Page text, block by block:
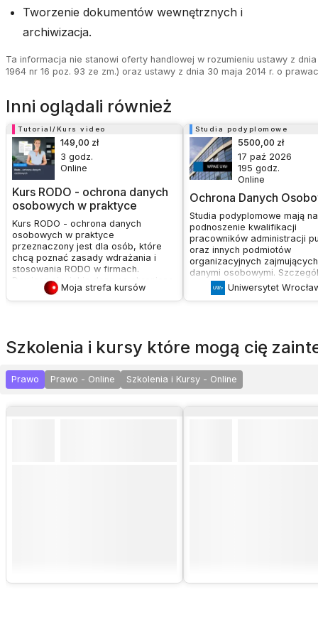
Tworzenie dokumentów wewnętrznych i
archiwizacja.
Ta informacja nie stanowi oferty handlowej w rozumieniu ustawy z
1964 nr 16 poz. 93 ze zm.) oraz ustawy z dnia 30 maja 2014 r. o
Inni oglądali również
Tutorial/Kurs video
Kurs RODO - ochrona danych
osobowych w praktyce
149,00 zł
3 godz.
Online
Kurs RODO - ochrona danych
osobowych w praktyce
przeznaczony jest dla osób, które
chcą poznać zasady wdrażania i
stosowania RODO w firmach.
Dowiesz się, jakie dane są chronione,
kto jest odpowiedzialny za ich
ochronę, oraz jakie procedury i
uczestnikom praktycznej wiedzy na
temat RODO, umożliwiającej
efektywne wdrożenie i zarządzanie
ochroną danych osobowych w firmie,
zrozumienie obowiązków
Moja strefa kursów
Studia podyplomowe
Ochrona Danych
5500,00 zł
17 paź 2026
195 godz.
Online
Studia podyplomowe mają
podnoszenie kwalifikacji
pracowników administracji
oraz innych podmiotów
organizacyjnych
danymi osobowymi.
skierowane są do osób
lub przygotowujących się do
pozwalających na
wdrażanie i ocenę systemów
rozwiązywanie złożonych
w tej dziedzinie.
Uniwersytet
szkolenia i kursy które mogą cię
Prawo Prawo - Online Szkolenia i Kursy - Online